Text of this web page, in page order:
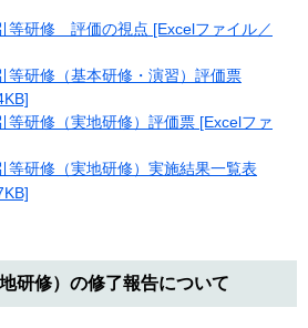
等研修 評価の視点 [Excelファイル／
等研修（基本研修・演習）評価票
等研修（実地研修）評価票 [Excelファ
等研修（実地研修）実施結果一覧表
研修）の修了報告について